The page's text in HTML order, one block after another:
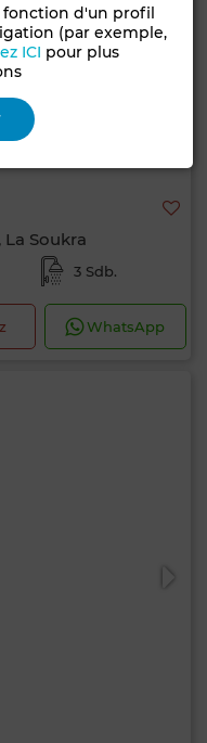
Soukra
3 Sdb.
WhatsApp
fonction d'un profil
(par exemple,
ICI pour plus